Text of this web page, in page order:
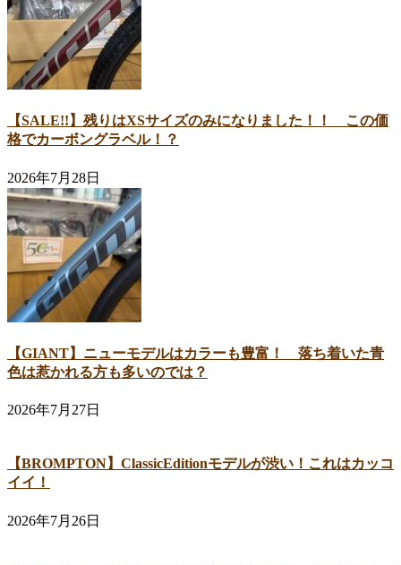
【SALE!!】残りはXSサイズのみになりました！！ この価
格でカーボングラベル！？
2026年7月28日
【GIANT】ニューモデルはカラーも豊富！ 落ち着いた青
色は惹かれる方も多いのでは？
2026年7月27日
【BROMPTON】ClassicEditionモデルが渋い！これはカッコ
イイ！
2026年7月26日